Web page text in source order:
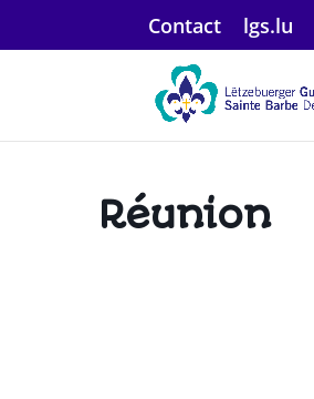
Contact lgs.lu
Réunion